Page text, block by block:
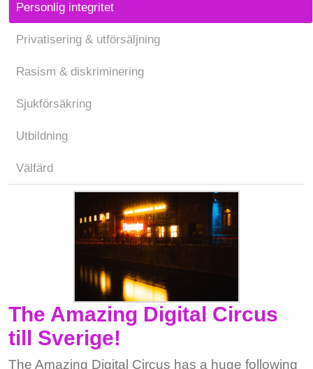
Personlig integritet
Privatisering & utförsäljning
Rasism & diskriminering
Sjukförsäkring
Utbildning
Välfärd
The Amazing Digital Circus
till Sverige!
The Amazing Digital Circus has a huge following